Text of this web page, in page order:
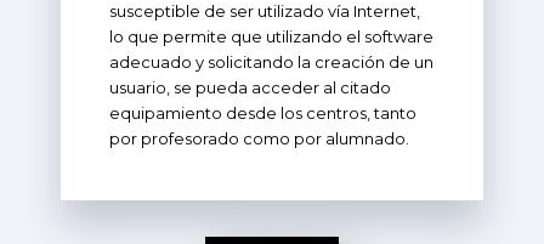
susceptible de ser utilizado vía Internet,
lo que permite que utilizando el software
adecuado y solicitando la creación de un
usuario, se pueda acceder al citado
equipamiento desde los centros, tanto
por profesorado como por alumnado.